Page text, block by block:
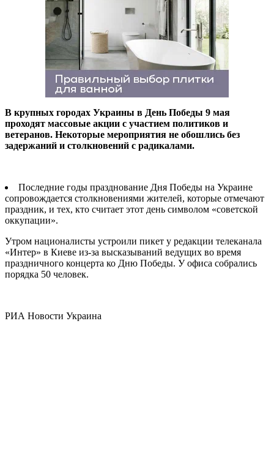
В крупных городах Украины в День Победы 9 мая
проходят массовые акции с участием политиков и
ветеранов. Некоторые мероприятия не обошлись без
задержаний и столкновений с радикалами.
Последние годы празднование Дня Победы на Украине
сопровождается столкновениями жителей, которые отмечают
праздник, и тех, кто считает этот день символом «советской
оккупации».
Утром националисты устроили пикет у редакции телеканала
«Интер» в Киеве из-за высказываний ведущих во время
праздничного концерта ко Дню Победы. У офиса собрались
порядка 50 человек.
РИА Новости Украина